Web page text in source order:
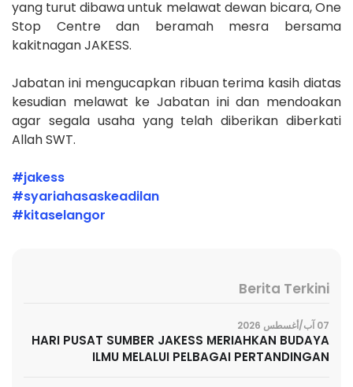
yang turut dibawa untuk melawat dewan bicara, One
Stop Centre dan beramah mesra bersama
kakitnagan JAKESS.
Jabatan ini mengucapkan ribuan terima kasih diatas
kesudian melawat ke Jabatan ini dan mendoakan
agar segala usaha yang telah diberikan diberkati
Allah SWT.
#jakess
#syariahasaskeadilan
#kitaselangor
Berita Terkini
07 آب/أغسطس 2026
HARI PUSAT SUMBER JAKESS MERIAHKAN BUDAYA
ILMU MELALUI PELBAGAI PERTANDINGAN